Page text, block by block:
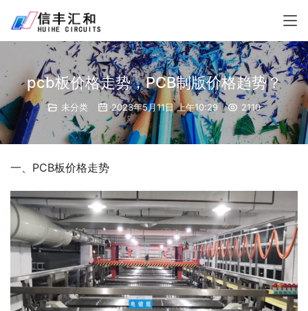
pcb板价格走势，PCB制版价格趋势？
未分类 2023年5月11日 上午10:29 2110
一、PCB板价格走势